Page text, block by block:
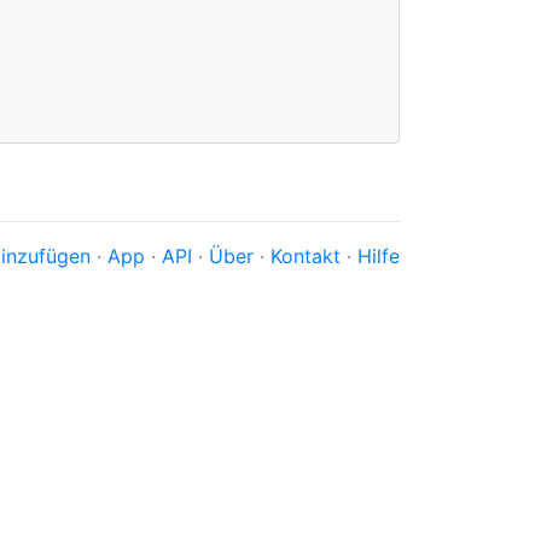
· App · API · Über · Kontakt · Hilfe